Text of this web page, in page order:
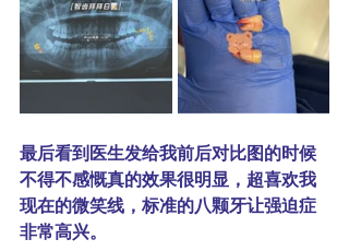
最后看到医生发给我前后对比图的时候
不得不感慨真的效果很明显，超喜欢我
现在的微笑线，标准的八颗牙让强迫症
非常高兴。